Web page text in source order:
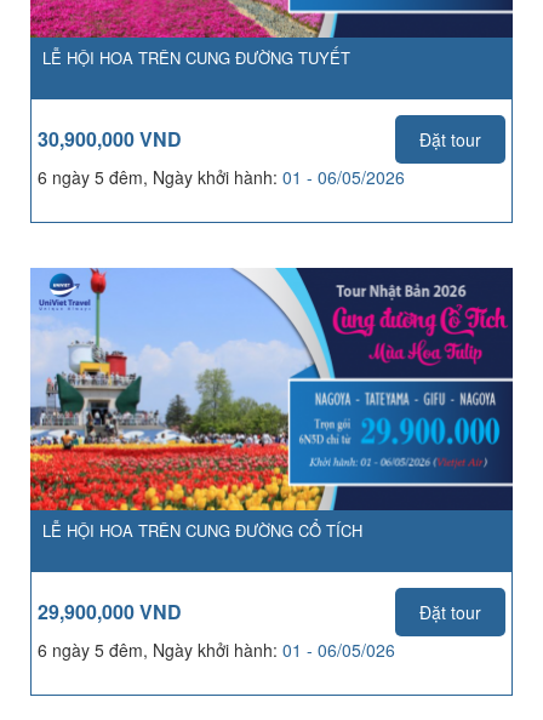
LỄ HỘI HOA TRÊN CUNG ĐƯỜNG TUYẾT
30,900,000 VND
Đặt tour
6 ngày 5 đêm, Ngày khởi hành: 01 - 06/05/2026
LỄ HỘI HOA TRÊN CUNG ĐƯỜNG CỔ TÍCH
29,900,000 VND
Đặt tour
6 ngày 5 đêm, Ngày khởi hành: 01 - 06/05/026